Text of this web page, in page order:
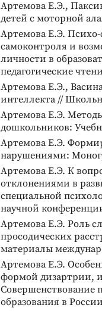
Артемова Е.Э.,
детей с моторной
Артемова Е.Э.
самоконтроля и
личности в
педагогические
Артемова Е.Э.,
интеллекта //
Артемова Е.Э.
дошкольников:
Артемова Е.Э.
нарушениями:
Артемова Е.Э. К
отклонениями в
специальной
научной
Артемова Е.Э. Роль
просодических
материалы
Артемова Е.Э.
формой дизартрии,
Совершенствование
образования в